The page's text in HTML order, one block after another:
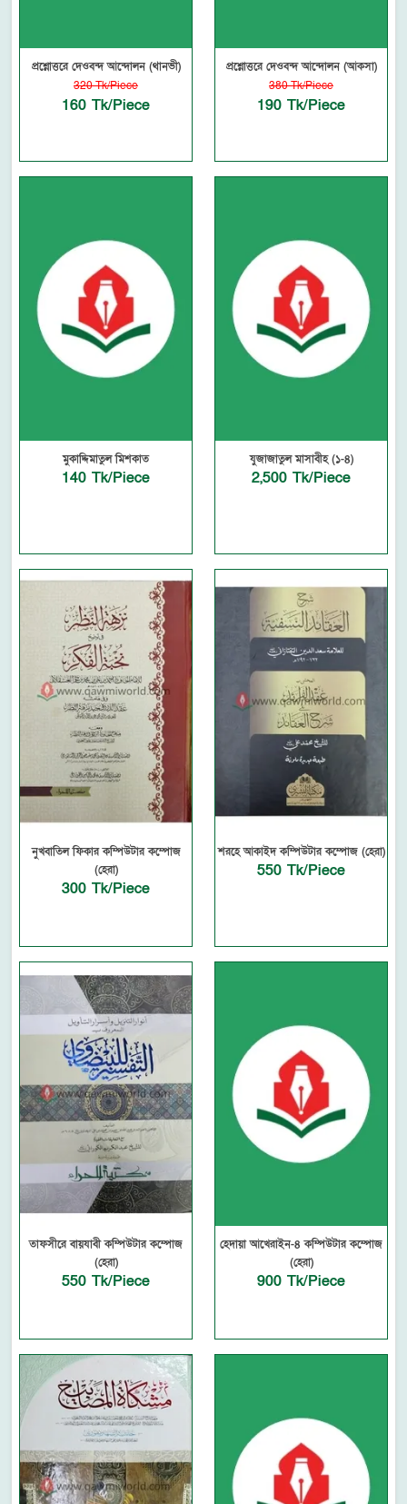
প্রশ্নোত্তরে দেওবন্দ আন্দোলন (থানভী)
320 Tk/Piece
160 Tk/Piece
প্রশ্নোত্তরে দেওবন্দ আন্দোলন (আকসা)
380 Tk/Piece
190 Tk/Piece
মুকাদ্দিমাতুল মিশকাত
140 Tk/Piece
যুজাজাতুল মাসাবীহ (১-৪)
2,500 Tk/Piece
নুখবাতিল ফিকার কম্পিউটার কম্পোজ
(হেরা)
300 Tk/Piece
শরহে আকাইদ কম্পিউটার কম্পোজ (হেরা)
550 Tk/Piece
তাফসীরে বায়যাবী কম্পিউটার কম্পোজ
(হেরা)
550 Tk/Piece
হেদায়া আখেরাইন-৪ কম্পিউটার কম্পোজ
(হেরা)
900 Tk/Piece